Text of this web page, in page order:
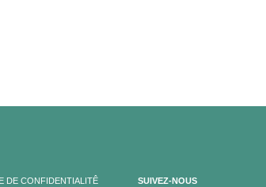
DE CONFIDENTIALITÊ SUIVEZ-NOUS